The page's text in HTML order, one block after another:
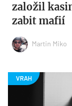
založil
zabit mafií
Martin Miko